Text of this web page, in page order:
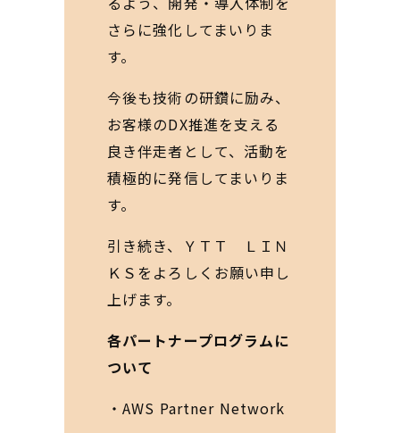
さらに強化してまいりま
す。
今後も技術の研鑽に励み、
お客様のDX推進を支える
良き伴走者として、活動を
積極的に発信してまいりま
す。
引き続き、ＹＴＴ ＬＩＮ
ＫＳをよろしくお願い申し
上げます。
各パートナープログラムに
ついて
・AWS Partner Network